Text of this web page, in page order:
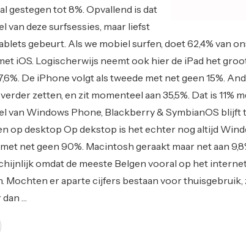
gestegen tot 8%. Opvallend is dat
van deze surfsessies, maar liefst
gebeurt. Als we mobiel surfen, doet 62,4% van
iOS. Logischerwijs neemt ook hier de iPad het
De iPhone volgt als tweede met net geen 15%.
zetten, en zit momenteel aan 35,5%. Dat is 11%
van Windows Phone, Blackberry & SymbianOS blijft
op desktop Op dekstop is het echter nog altijd
net geen 90%. Macintosh geraakt maar net aan
omdat de meeste Belgen vooral op het
Mochten er aparte cijfers bestaan voor thuisgebruik,
…